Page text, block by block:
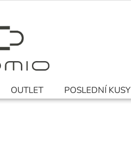
OUTLET POSLEDNÍ KUSY